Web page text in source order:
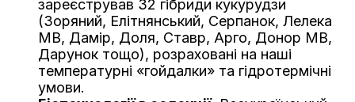
зареєстрував 32 гібриди кукурудзи
(Зоряний, Елітнянський, Серпанок, Лелека
МВ, Дамір, Доля, Ставр, Арго, Донор МВ,
Дарунок тощо), розраховані на наші
температурні «гойдалки» та гідротермічні
умови.